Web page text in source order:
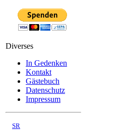
Diverses
In Gedenken
Kontakt
Gästebuch
Datenschutz
Impressum
SR